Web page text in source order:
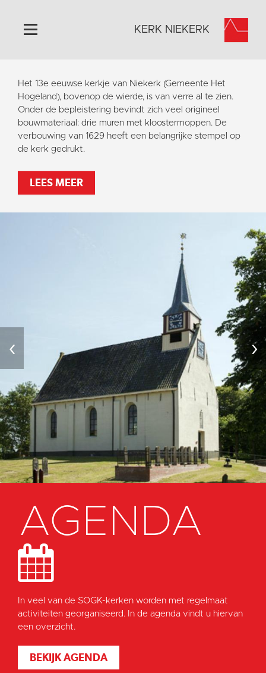
Home
Algemeen
Historie
Omgeving
Activiteiten
Steun ons
Contact
Vaktaal
KERK NIEKERK
Het 13e eeuwse kerkje van Niekerk (Gemeente Het
Hogeland), bovenop de wierde, is van verre al te zien.
Onder de bepleistering bevindt zich veel origineel
bouwmateriaal: drie muren met kloostermoppen. De
verbouwing van 1629 heeft een belangrijke stempel op
de kerk gedrukt.
LEES MEER
‹ ›
AGENDA
In veel van de SOGK-kerken worden met regelmaat
activiteiten georganiseerd. In de agenda vindt u hiervan
een overzicht.
BEKIJK AGENDA